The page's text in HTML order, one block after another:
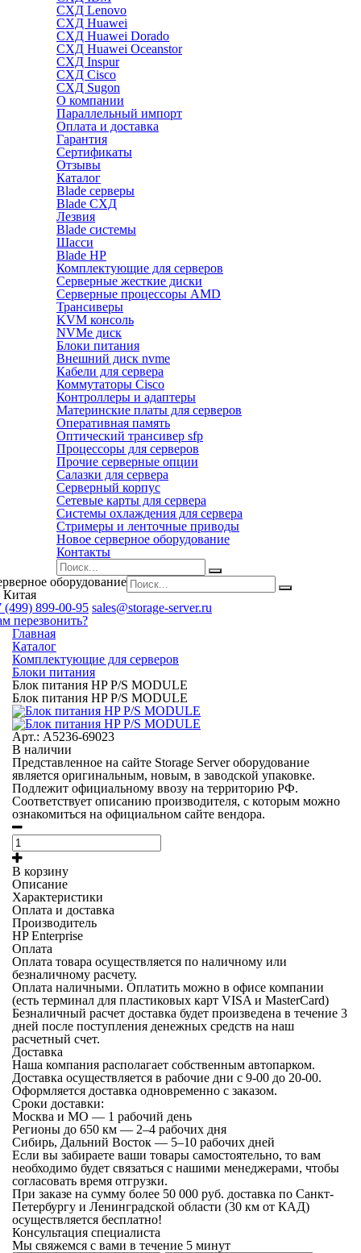
СХД Lenovo
СХД Huawei
СХД Huawei Dorado
СХД Huawei Oceanstor
СХД Inspur
СХД Cisco
СХД Sugon
О компании
Параллельный импорт
Оплата и доставка
Гарантия
Сертификаты
Отзывы
Каталог
Blade серверы
Blade СХД
Лезвия
Blade системы
Шасси
Blade HP
Комплектующие для серверов
Серверные жесткие диски
Серверные процессоры AMD
Трансиверы
KVM консоль
NVMe диск
Блоки питания
Внешний диск nvme
Кабели для сервера
Коммутаторы Cisco
Контроллеры и адаптеры
Материнские платы для серверов
Оперативная память
Оптический трансивер sfp
Процессоры для серверов
Прочие серверные опции
Салазки для сервера
Серверный корпус
Сетевые карты для сервера
Системы охлаждения для сервера
Стримеры и ленточные приводы
Новое серверное оборудование
Контакты
оборудование
Китая
(499) 899-00-95 sales@storage-server.ru
перезвонить?
Главная
Каталог
Комплектующие для серверов
Блоки питания
Блок питания HP P/S MODULE
Блок питания HP P/S MODULE
Арт.: A5236-69023
В наличии
Представленное на сайте Storage Server оборудование
является оригинальным, новым, в заводской упаковке.
Подлежит официальному ввозу на территорию РФ.
Соответствует описанию производителя, с которым можно
ознакомиться на официальном сайте вендора.
В корзину
Описание
Характеристики
Оплата и доставка
Производитель
HP Enterprise
Оплата
Оплата товара осуществляется по наличному или
безналичному расчету.
Оплата наличными. Оплатить можно в офисе компании
(есть терминал для пластиковых карт VISA и MasterCard)
Безналичный расчет доставка будет произведена в течение 3
дней после поступления денежных средств на наш
расчетный счет.
Доставка
Наша компания располагает собственным автопарком.
Доставка осуществляется в рабочие дни с 9-00 до 20-00.
Оформляется доставка одновременно с заказом.
Сроки доставки:
Москва и МО — 1 рабочий день
Регионы до 650 км — 2–4 рабочих дня
Сибирь, Дальний Восток — 5–10 рабочих дней
Если вы забираете ваши товары самостоятельно, то вам
необходимо будет связаться с нашими менеджерами, чтобы
согласовать время отгрузки.
При заказе на сумму более 50 000 руб. доставка по Санкт-
Петербургу и Ленинградской области (30 км от КАД)
осуществляется бесплатно!
Консультация специалиста
Мы свяжемся с вами в течение 5 минут